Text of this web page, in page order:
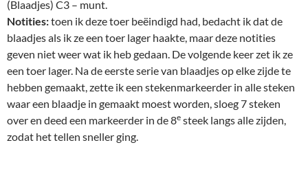
(Blaadjes) C3 – munt.
Notities:toen ik deze toer beëindigd had, bedacht ik dat de
blaadjes als ik ze een toer lager haakte, maar deze notities
geven niet weer wat ik heb gedaan. De volgende keer zet ik ze
een toer lager. Na de eerste serie van blaadjes op elke zijde te
hebben gemaakt, zette ik een stekenmarkeerder in alle steken
waar een blaadje in gemaakt moest worden, sloeg 7 steken
over en deed een markeerder in de 8e steek langs alle zijden,
zodat het tellen sneller ging.